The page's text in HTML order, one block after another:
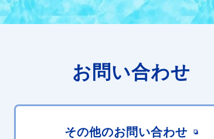
お問い合わせ
その他のお問い合わせ